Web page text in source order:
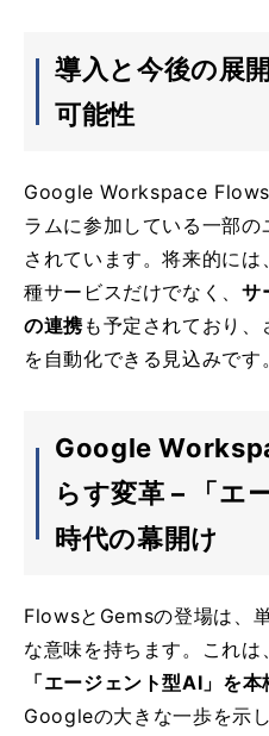
導入と今後の展
可能性
Google Workspace
ラムに参加している一部
されています。将来的に
種サービスだけでなく、サ
の連携も予定されており、
を自動化できる見込みです。
Google
らす変革 – 「エ
時代の幕開け
FlowsとGemsの登場は、
な意味を持ちます。これ
「エージェント型AI」を
Googleの大きな一歩を示